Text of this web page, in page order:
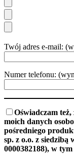
Twój adres e-mail:
Numer telefonu:
Oświadczam
moich danych
pośredniego
sp. z o.o. z
0000382188), w